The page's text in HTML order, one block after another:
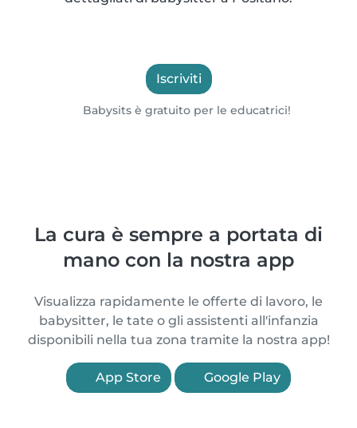
Iscriviti
Babysits è gratuito per le educatrici!
La cura è sempre a portata di
mano con la nostra app
Visualizza rapidamente le offerte di lavoro, le
babysitter, le tate o gli assistenti all'infanzia
disponibili nella tua zona tramite la nostra app!
App Store Google Play